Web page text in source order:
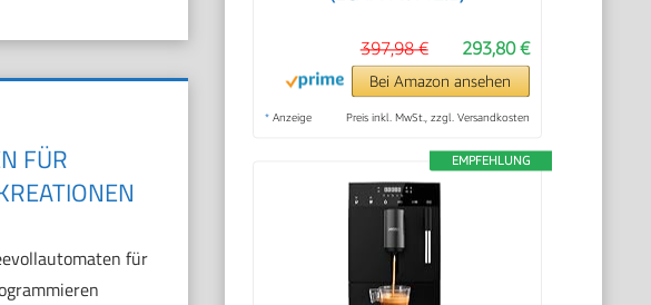
FÜR
für
293,80 €
397,98 €
Bei Amazon ansehen
* Anzeige Preis inkl. MwSt., zzgl. Versandkosten
EMPFEHLUNG